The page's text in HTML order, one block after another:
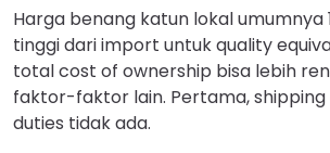
Harga benang katun lokal umumnya
tinggi dari import untuk quality
total cost of ownership bisa lebih
faktor-faktor lain. Pertama,
duties tidak ada.